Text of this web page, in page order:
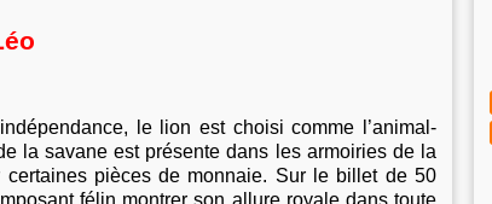
le lion est choisi comme l’animal-
la savane est présente dans les armoiries de la
pièces de monnaie. Sur le billet de 50
félin montrer son allure royale dans toute